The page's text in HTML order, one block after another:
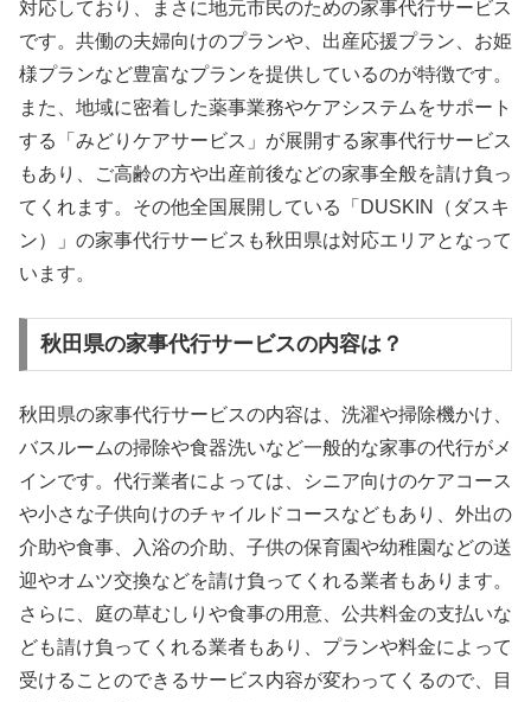
対応しており、まさに地元市民のための家事代行サービス
です。共働の夫婦向けのプランや、出産応援プラン、お姫
様プランなど豊富なプランを提供しているのが特徴です。
また、地域に密着した薬事業務やケアシステムをサポート
する「みどりケアサービス」が展開する家事代行サービス
もあり、ご高齢の方や出産前後などの家事全般を請け負っ
てくれます。その他全国展開している「DUSKIN（ダスキ
ン）」の家事代行サービスも秋田県は対応エリアとなって
います。
秋田県の家事代行サービスの内容は？
秋田県の家事代行サービスの内容は、洗濯や掃除機かけ、
バスルームの掃除や食器洗いなど一般的な家事の代行がメ
インです。代行業者によっては、シニア向けのケアコース
や小さな子供向けのチャイルドコースなどもあり、外出の
介助や食事、入浴の介助、子供の保育園や幼稚園などの送
迎やオムツ交換などを請け負ってくれる業者もあります。
さらに、庭の草むしりや食事の用意、公共料金の支払いな
ども請け負ってくれる業者もあり、プランや料金によって
受けることのできるサービス内容が変わってくるので、目